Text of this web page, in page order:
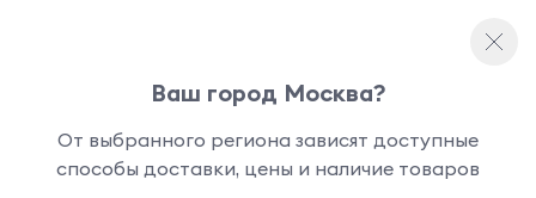
Ваш город Москва?
От выбранного региона зависят доступные
способы доставки, цены и наличие товаров